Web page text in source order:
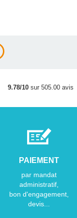
9.78/10 sur 505.00 avis
PAIEMENT
par mandat
administratif,
bon d'engagement,
devis...